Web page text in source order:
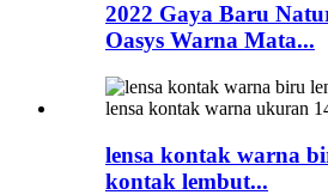
2022 Gaya Baru
Oasys Warna Mata...
lensa kontak warna
kontak lembut...